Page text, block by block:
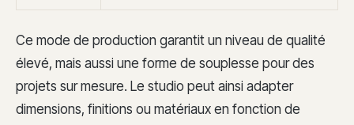
Ce mode de production garantit un niveau de qualité
élevé, mais aussi une forme de souplesse pour des
projets sur mesure. Le studio peut ainsi adapter
dimensions, finitions ou matériaux en fonction de